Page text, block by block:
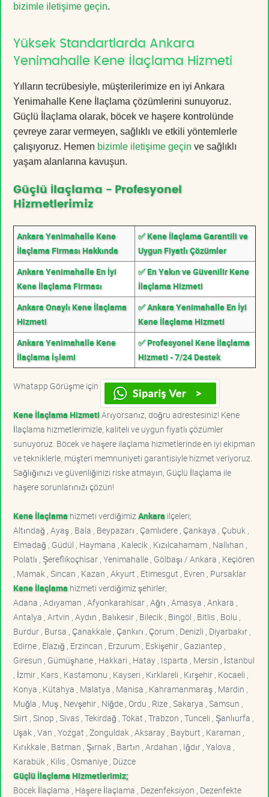
bizimle iletişime geçin.
Yüksek Standartlarda Ankara
Yenimahalle Kene İlaçlama Hizmeti
Yılların tecrübesiyle, müşterilerimize en iyi Ankara
Yenimahalle Kene İlaçlama çözümlerini sunuyoruz.
Güçlü İlaçlama olarak, böcek ve haşere kontrolünde
çevreye zarar vermeyen, sağlıklı ve etkili yöntemlerle
çalışıyoruz. Hemen bizimle iletişime geçin ve sağlıklı
yaşam alanlarına kavuşun.
Güçlü İlaçlama - Profesyonel
Hizmetlerimiz
Ankara Yenimahalle Kene
İlaçlama Firması Hakkında
✅ Kene İlaçlama Garantili ve
Uygun Fiyatlı Çözümler
Ankara Yenimahalle En İyi
Kene İlaçlama Firması
✅ En Yakın ve Güvenilir Kene
İlaçlama Hizmeti
Ankara Onaylı Kene İlaçlama
Hizmeti
✅ Ankara Yenimahalle En İyi
Kene İlaçlama Hizmeti
Ankara Yenimahalle Kene
İlaçlama İşlemi
✅ Profesyonel Kene İlaçlama
Hizmeti - 7/24 Destek
Whatapp Görüşme için
Kene İlaçlama HizmetiArıyorsanız, doğru adrestesiniz! Kene
İlaçlama hizmetlerimizle, kaliteli ve uygun fiyatlı çözümler
sunuyoruz. Böcek ve haşere ilaçlama hizmetlerinde en iyi ekipman
ve tekniklerle, müşteri memnuniyeti garantisiyle hizmet veriyoruz.
Sağlığınızı ve güvenliğinizi riske atmayın, Güçlü İlaçlama ile
haşere sorunlarınızı çözün!
Kene İlaçlama hizmeti verdiğimiz Ankara ilçeleri;
Altındağ , Ayaş , Bala , Beypazarı , Çamlıdere , Çankaya , Çubuk ,
Elmadağ , Güdül , Haymana , Kalecik , Kızılcahamam , Nallıhan ,
Polatlı , Şereflikoçhisar , Yenimahalle , Gölbaşı / Ankara , Keçiören
, Mamak , Sincan , Kazan , Akyurt , Etimesgut , Evren , Pursaklar
Kene İlaçlama hizmeti verdiğimiz şehirler;
Adana , Adıyaman , Afyonkarahisar , Ağrı , Amasya , Ankara ,
Antalya , Artvin , Aydın , Balıkesir , Bilecik , Bingöl , Bitlis , Bolu ,
Burdur , Bursa , Çanakkale , Çankırı , Çorum , Denizli , Diyarbakır ,
Edirne , Elazığ , Erzincan , Erzurum , Eskişehir , Gaziantep ,
Giresun , Gümüşhane , Hakkari , Hatay , Isparta , Mersin , İstanbul
, İzmir , Kars , Kastamonu , Kayseri , Kırklareli , Kırşehir , Kocaeli ,
Konya , Kütahya , Malatya , Manisa , Kahramanmaraş , Mardin ,
Muğla , Muş , Nevşehir , Niğde , Ordu , Rize , Sakarya , Samsun ,
Siirt , Sinop , Sivas , Tekirdağ , Tokat , Trabzon , Tunceli , Şanlıurfa ,
Uşak , Van , Yozgat , Zonguldak , Aksaray , Bayburt , Karaman ,
Kırıkkale , Batman , Şırnak , Bartın , Ardahan , Iğdır , Yalova ,
Karabük , Kilis , Osmaniye , Düzce
Güçlü İlaçlama Hizmetlerimiz;
Böcek İlaçlama , Haşere İlaçlama , Dezenfeksiyon , Dezenfekte